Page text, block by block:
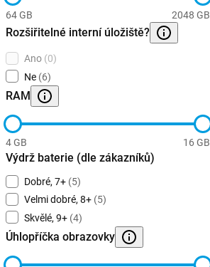
64 GB 2048 GB
Rozšiřitelné interní úložiště?
Ano (0)
Ne (6)
RAM
4 GB 16 GB
Výdrž baterie (dle zákazníků)
Dobré, 7+ (5)
Velmi dobré, 8+ (5)
Skvělé, 9+ (4)
Úhlopříčka obrazovky